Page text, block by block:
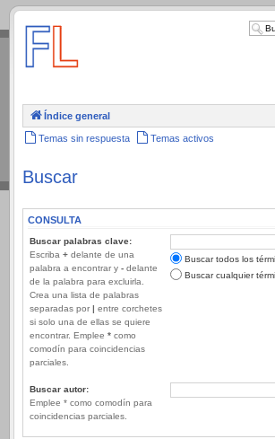
.
Índice general
Temas sin respuesta Temas activos
Buscar
CONSULTA
Buscar palabras clave:
Escriba + delante de una
palabra a encontrar y - delante
de la palabra para excluirla.
Crea una lista de palabras
separadas por | entre corchetes
si solo una de ellas se quiere
encontrar. Emplee * como
comodín para coincidencias
parciales.
Buscar todos los
Buscar cualquier
Buscar autor:
Emplee * como comodín para
coincidencias parciales.